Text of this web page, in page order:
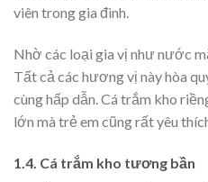
viên trong gia đình.
Nhờ các loại gia vị như nước
Tất cả các hương vị này hòa
cùng hấp dẫn. Cá trắm kho
lớn mà trẻ em cũng rất yêu
1.4. Cá trắm kho tương bần